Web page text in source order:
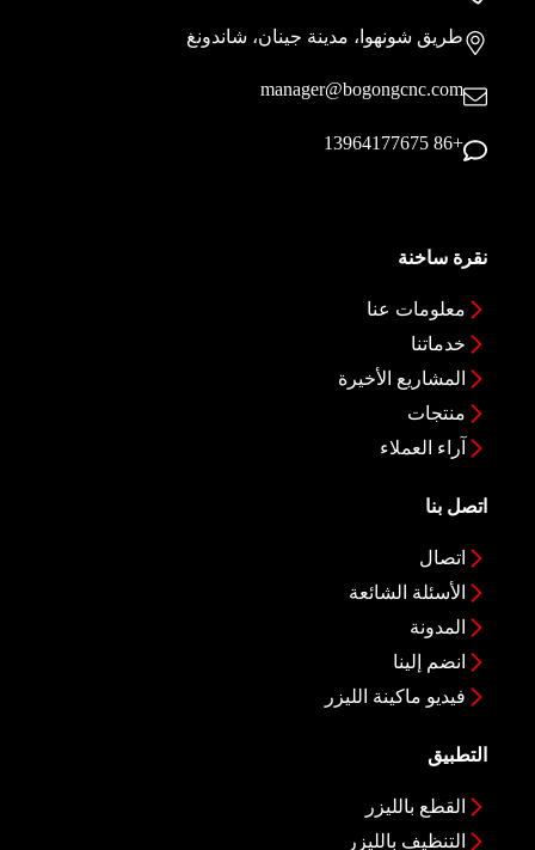
طريق شونهوا، مدينة جينان، شاندونغ
manager@bogongcnc.com
+86 13964177675
نقرة ساخنة
معلومات عنا
خدماتنا
المشاريع الأخيرة
منتجات
آراء العملاء
اتصل بنا
اتصال
الأسئلة الشائعة
المدونة
انضم إلينا
فيديو ماكينة الليزر
التطبيق
القطع بالليزر
التنظيف بالليزر